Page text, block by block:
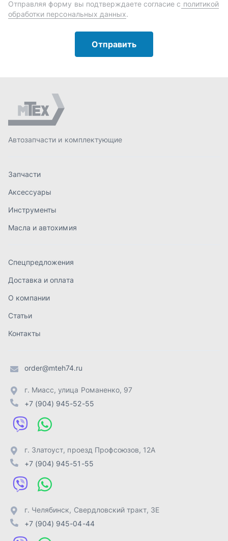
Автозапчасти и комплектующие
Масла и автохимия
Спецпредложения
Доставка и оплата
Контакты
order@mteh74.ru
+7 (904) 945-52-55
г. Златоуст
г. Челябинск
+7 (904) 945-04-44
Отправить заявку
ИП Лахтачёв О.В.
Разработка -